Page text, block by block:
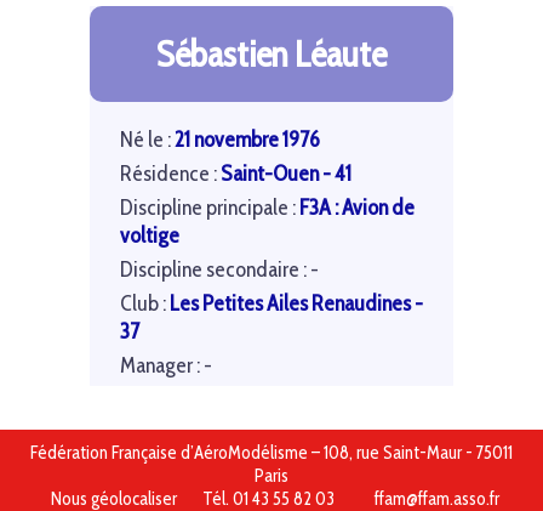
Sébastien Léaute
Né le :21 novembre 1976
Résidence :Saint-Ouen - 41
Discipline principale :F3A : Avion de
voltige
Discipline secondaire : -
Club :Les Petites Ailes Renaudines -
37
Manager : -
Fédération Française d’AéroModélisme – 108, rue Saint-Maur - 75011
Paris
Nous géolocaliser
Tél. 01 43 55 82 03 ffam@ffam.asso.fr